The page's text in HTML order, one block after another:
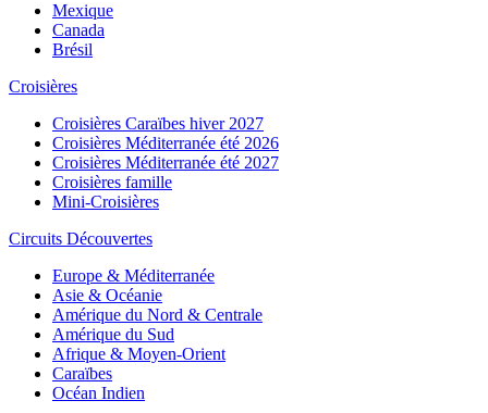
Mexique
Canada
Brésil
Croisières
Croisières Caraïbes hiver 2027
Croisières Méditerranée été 2026
Croisières Méditerranée été 2027
Croisières famille
Mini-Croisières
Circuits Découvertes
Europe & Méditerranée
Asie & Océanie
Amérique du Nord & Centrale
Amérique du Sud
Afrique & Moyen-Orient
Caraïbes
Océan Indien